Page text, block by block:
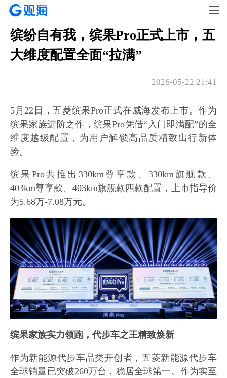
缤纷自有我，缤果Pro正式上市，五
大维度配置全面“拉满”
2026-05-22 21:41
5月22日，五菱缤果Pro正式在威海发布上市。作为
缤果家族进阶之作，缤果Pro凭借“入门即满配”的全
维度越级配置，为用户解锁高品质精致出行新体
验。
缤果Pro共推出330km尊享款、330km旗舰款、
403km尊享款、403km旗舰款四款配置，上市指导价
为5.68万-7.08万元。
缤果家族实力领跑，代步车之王精致焕新
作为新能源代步车品类开创者，五菱新能源代步车
全球销量已突破260万台，稳居全球第一。作为实至